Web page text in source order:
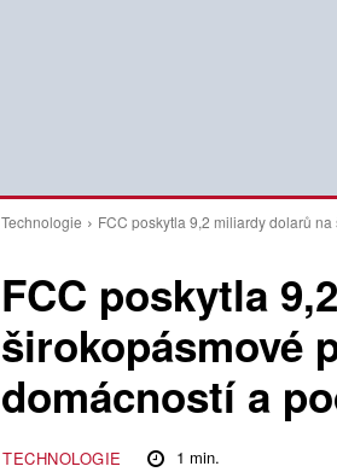
Technologie FCC poskytla 9,2 miliardy dolarů
FCC poskytla
širokopásmové
domácností a
TECHNOLOGIE 1 min.